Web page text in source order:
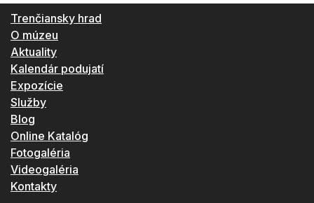
Trenčiansky hrad
O múzeu
Aktuality
Kalendár podujatí
Expozície
Služby
Blog
Online Katalóg
Fotogaléria
Videogaléria
Kontakty